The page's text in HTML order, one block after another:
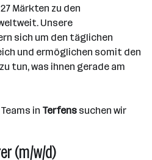
Märkten zu den
Unsere
sich um den täglichen
und ermöglichen somit den
tun, was ihnen gerade am
in Terfens suchen wir
(m/w/d)